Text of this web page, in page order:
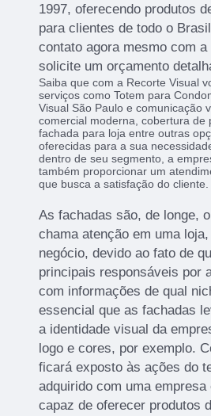
1997, oferecendo produtos
para clientes de todo o
contato agora mesmo com a
solicite um orçamento
Saiba que com a Recorte Visual
serviços como Totem para
Visual São Paulo e comunicação
comercial moderna, cobertura de
fachada para loja entre outras
oferecidas para a sua
dentro de seu segmento, a
também proporcionar um
que busca a satisfação do cliente.
As fachadas são, de longe,
chama atenção em uma
negócio, devido ao fato de
principais responsáveis por
com informações de qual
essencial que as fachadas
a identidade visual da
logo e cores, por exemplo.
ficará exposto às ações do
adquirido com uma empresa
capaz de oferecer produtos